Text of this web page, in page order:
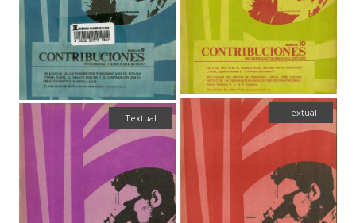
Textual
Textual